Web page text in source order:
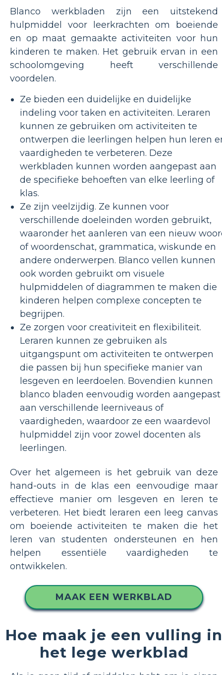
Blanco werkbladen zijn een uitstekend
hulpmiddel voor leerkrachten om boeiende
en op maat gemaakte activiteiten voor hun
kinderen te maken. Het gebruik ervan in een
schoolomgeving heeft verschillende
voordelen.
Ze bieden een duidelijke en duidelijke
indeling voor taken en activiteiten. Leraren
kunnen ze gebruiken om activiteiten te
ontwerpen die leerlingen helpen hun leren
vaardigheden te verbeteren. Deze
werkbladen kunnen worden aangepast aan
de specifieke behoeften van elke leerling of
klas.
Ze zijn veelzijdig. Ze kunnen voor
verschillende doeleinden worden gebruikt,
waaronder het aanleren van een nieuw
of woordenschat, grammatica, wiskunde en
andere onderwerpen. Blanco vellen kunnen
ook worden gebruikt om visuele
hulpmiddelen of diagrammen te maken die
kinderen helpen complexe concepten te
begrijpen.
Ze zorgen voor creativiteit en flexibiliteit.
Leraren kunnen ze gebruiken als
uitgangspunt om activiteiten te ontwerpen
die passen bij hun specifieke manier van
lesgeven en leerdoelen. Bovendien kunnen
blanco bladen eenvoudig worden aangepast
aan verschillende leerniveaus of
vaardigheden, waardoor ze een waardevol
hulpmiddel zijn voor zowel docenten als
leerlingen.
Over het algemeen is het gebruik van deze
hand-outs in de klas een eenvoudige maar
effectieve manier om lesgeven en leren te
verbeteren. Het biedt leraren een leeg canvas
om boeiende activiteiten te maken die het
leren van studenten ondersteunen en hen
helpen essentiële vaardigheden te
ontwikkelen.
MAAK EEN WERKBLAD
Hoe maak je een vulling in
het lege werkblad